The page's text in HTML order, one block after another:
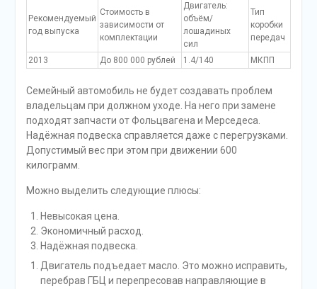
Рекомендуемый
год выпуска
Стоимость в
зависимости от
комплектации
Двигатель:
объём/
лошадиных
сил
Тип
коробки
передач
2013 До 800 000 рублей 1.4/140 МКПП
Семейный автомобиль не будет создавать проблем
владельцам при должном уходе. На него при замене
подходят запчасти от Фольцвагена и Мерседеса.
Надёжная подвеска справляется даже с перегрузками.
Допустимый вес при этом при движении 600
килограмм.
Можно выделить следующие плюсы:
Невысокая цена.
Экономичный расход.
Надёжная подвеска.
Двигатель подъедает масло. Это можно исправить,
перебрав ГБЦ и перепресовав направляющие в